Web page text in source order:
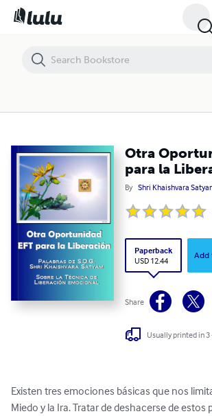
Otra
para la
By Shri Khaishvara
Paperback
USD 12.44
Add
Share
Usually printed in 3
Existen tres emociones básicas que nos
Miedo y la Ira. Tratar de deshacerse de
Otra Oportunidad - EFT para la Liberación